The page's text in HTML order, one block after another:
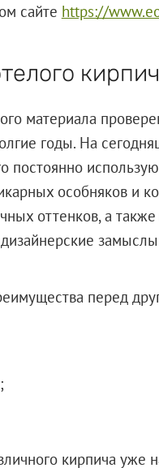
сайте https://
материала
годы. На
постоянно
особняков и
оттенков, а
перед
кирпича уже